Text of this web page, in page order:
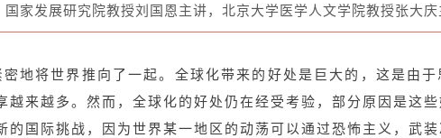
家发展研究院教授刘国恩主讲，北京大学医学人文学院教授张大庆
地将世界推向了一起。全球化带来的好处是巨大的，这是由
越来越多。然而，全球化的好处仍在经受考验，部分原因是这
的国际挑战，因为世界某一地区的动荡可以通过恐怖主义，武